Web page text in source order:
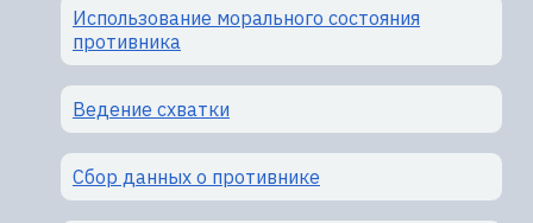
Использование морального состояния
противника
Ведение схватки
Сбор данных о противнике